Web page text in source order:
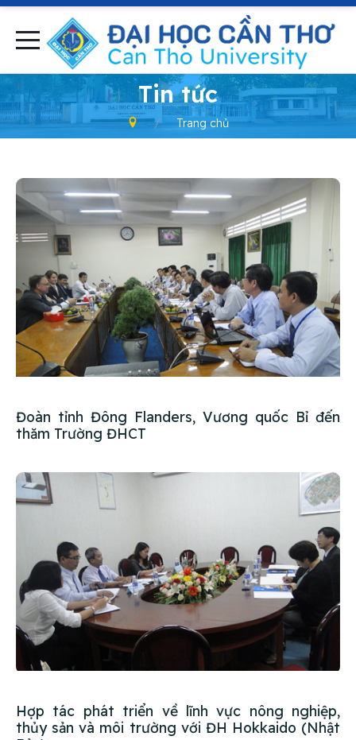
- Tin tức
Trang chủ
Đoàn tỉnh Đông Flanders, Vương quốc Bỉ đến
thăm Trường ĐHCT
Hợp tác phát triển về lĩnh vực nông nghiệp,
thủy sản và môi trường với ĐH Hokkaido (Nhật